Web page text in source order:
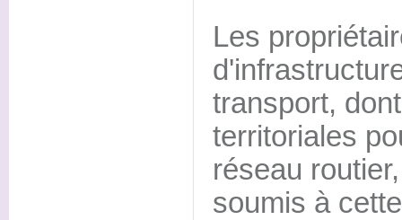
Les
transport,
territoriales
réseau
soumis à